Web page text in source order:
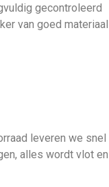
gecontroleerd
van goed materiaal
leveren we snel
alles wordt vlot en